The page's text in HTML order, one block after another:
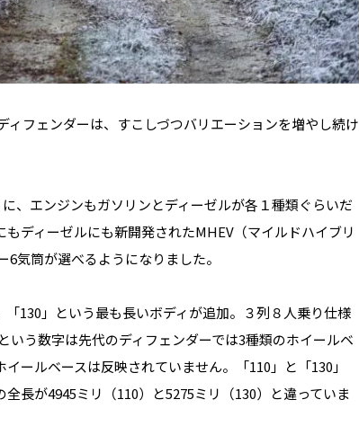
フェンダーは、すこしづつバリエーションを増やし続け
、エンジンもガソリンとディーゼルが各１種類ぐらいだ
ディーゼルにも新開発されたMHEV （マイルドハイブリ
6気筒が選べるようになりました。
「130 」という最も長いボディが追加。３列８人乗り仕様
いう数字は先代のディフェンダーでは3種類のホイールベ
ールベースは反映されていません。「110 」と「130 」
全長が4945ミリ（110）と5275ミリ（130）と違っていま